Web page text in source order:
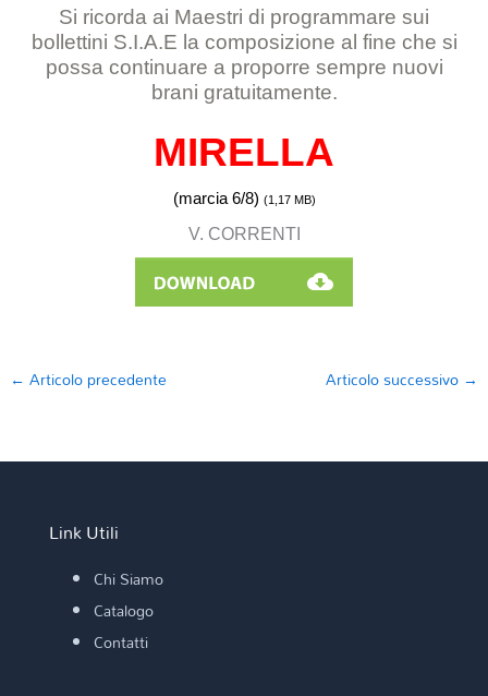
Si ricorda ai Maestri di programmare sui
bollettini S.I.A.E la composizione al fine che si
possa continuare a proporre sempre nuovi
brani gratuitamente.
MIRELLA
(marcia 6/8) (1,17MB)
V. CORRENTI
← Articolo precedente Articolo successivo →
Link Utili
Chi Siamo
Catalogo
Contatti